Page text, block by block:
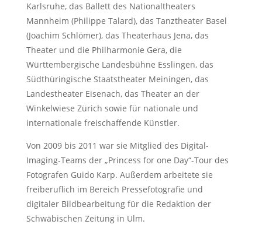
Karlsruhe, das Ballett des Nationaltheaters
Mannheim (Philippe Talard), das Tanztheater Basel
(Joachim Schlömer), das Theaterhaus Jena, das
Theater und die Philharmonie Gera, die
Württembergische Landesbühne Esslingen, das
Südthüringische Staatstheater Meiningen, das
Landestheater Eisenach, das Theater an der
Winkelwiese Zürich sowie für nationale und
internationale freischaffende Künstler.
Von 2009 bis 2011 war sie Mitglied des Digital-
Imaging-Teams der „Princess for one Day“-Tour des
Fotografen Guido Karp. Außerdem arbeitete sie
freiberuflich im Bereich Pressefotografie und
digitaler Bildbearbeitung für die Redaktion der
Schwäbischen Zeitung in Ulm.